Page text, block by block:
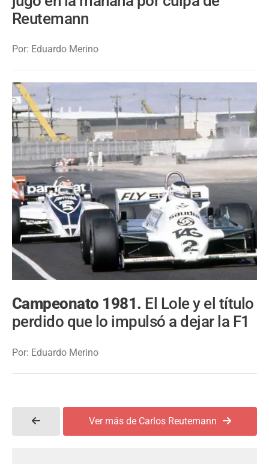
Reutemann
Por: Eduardo Merino
Campeonato 1981. El Lole y el título
perdido que lo impulsó a dejar la F1
Por: Eduardo Merino
Ver más de Carlos Reutemann